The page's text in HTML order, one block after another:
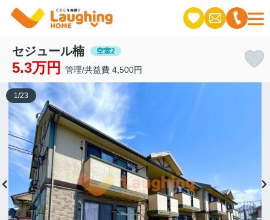
セジュール楠 空室2
5.3万円 管理/共益費 4,500円
1 /23